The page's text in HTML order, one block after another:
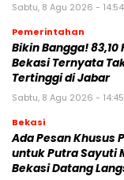
Sabtu, 8 Agu 2026 -
Pemerintahan
Bikin Bangga!
Bekasi Ternyata
Tertinggi di Jabar
Sabtu, 8 Agu 2026 -
Bekasi
Ada Pesan Khusus
untuk Putra Sayuti
Bekasi Datang